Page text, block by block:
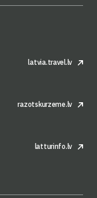
latvia.travel.lv
razotskurzeme.lv
latturinfo.lv